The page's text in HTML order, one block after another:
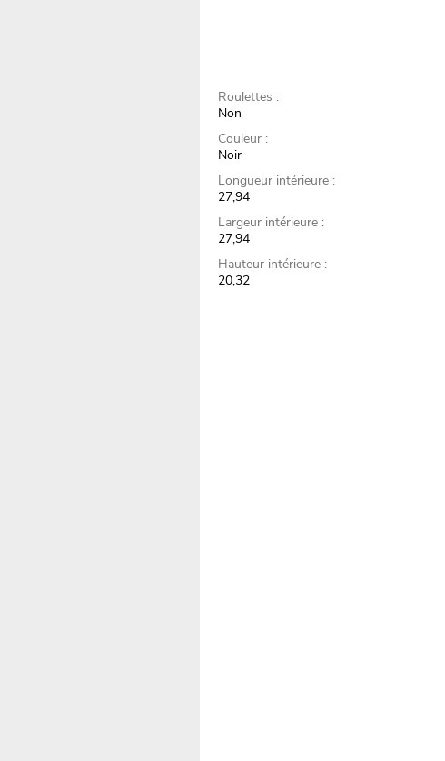
Roulettes :
Non
Couleur :
Noir
Longueur intérieure :
27,94
Largeur intérieure :
27,94
Hauteur intérieure :
20,32